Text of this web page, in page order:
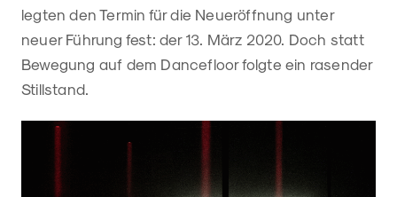
legten den Termin für die Neueröffnung unter
neuer Führung fest: der 13. März 2020. Doch statt
Bewegung auf dem Dancefloor folgte ein rasender
Stillstand.